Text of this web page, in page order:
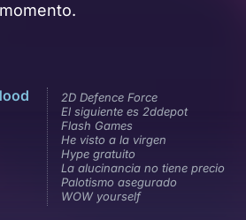
2D Defence Force
El siguiente es 2ddepot
Flash Games
He visto a la virgen
Hype gratuito
La alucinancia no tiene precio
Palotismo asegurado
WOW yourself